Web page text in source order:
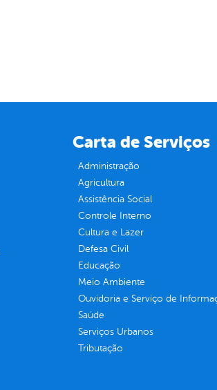
Carta de Serviços
Administração
Agricultura
Assistência Social
Controle Interno
Cultura e Lazer
Defesa Civil
Educação
Meio Ambiente
Ouvidoria e Serviço de
Saúde
Serviços Urbanos
Tributação